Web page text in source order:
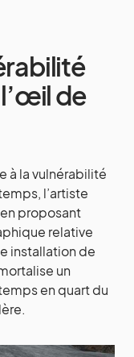
de
à la vulnérabilité
l’artiste
proposant
relative
installation de
un
en quart du